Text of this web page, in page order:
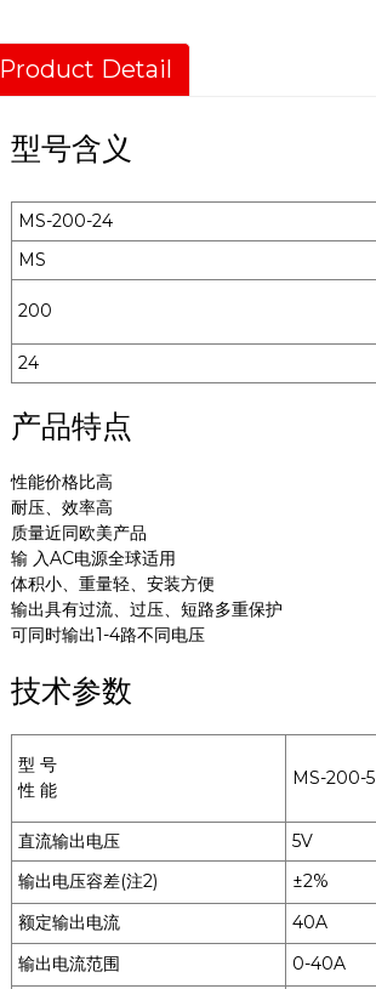
Product Detail
型号含义
MS-200-24
MS
200
24
产品特点
性能价格比高
耐压、效率高
质量近同欧美产品
输 入AC电源全球适用
体积小、重量轻、安装方便
输出具有过流、过压、短路多重保护
可同时输出1-4路不同电压
技术参数
型 号
性 能
MS-200-5
直流输出电压 5V
输出电压容差(注2)
±2%
额定输出电流
40A
输出电流范围
0-40A